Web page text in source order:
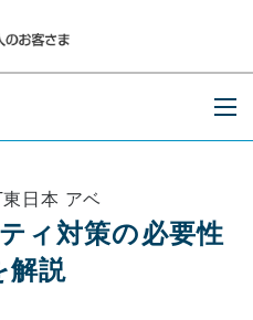
日本 アベ
ィ対策の必要性
解説